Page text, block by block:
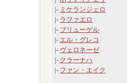
|- ミケランジェロ
|- ラファエロ
|- ブリューゲル
|- エル・グレコ
|- ヴェロネーゼ
|- クラーナハ
|- ファン・エイク